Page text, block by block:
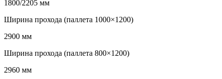
1800/2205 мм
Ширина прохода (паллета 1000×1200)
2900 мм
Ширина прохода (паллета 800×1200)
2960 мм